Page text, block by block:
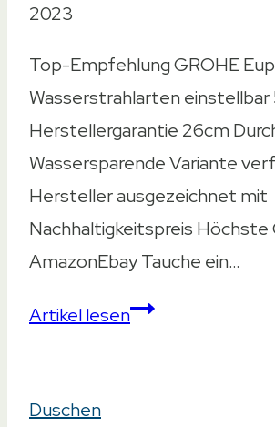
2023
Top-Empfehlung GROHE
Wasserstrahlarten einstellbar
Herstellergarantie 26cm
Wassersparende Variante
Hersteller ausgezeichnet mit
Nachhaltigkeitspreis Höchste
AmazonEbay Tauche ein…
Artikel lesenRegenduschkopf
Duschen